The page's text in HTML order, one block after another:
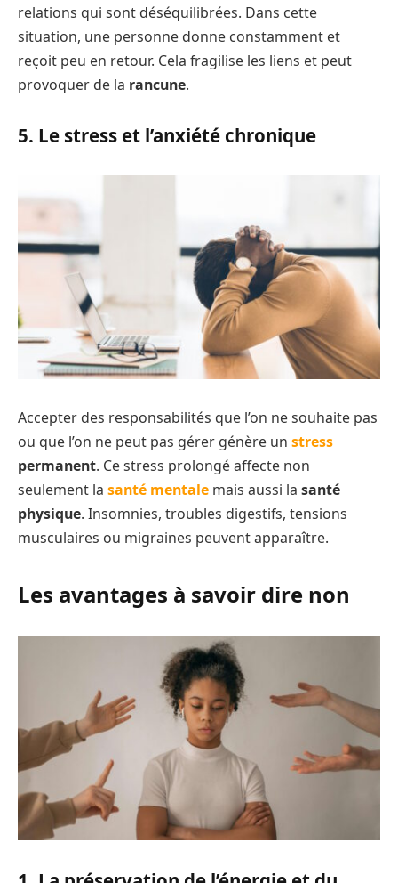
relations qui sont déséquilibrées. Dans cette
situation, une personne donne constamment et
reçoit peu en retour. Cela fragilise les liens et peut
provoquer de la rancune.
5. Le stress et l’anxiété chronique
Accepter des responsabilités que l’on ne souhaite pas
ou que l’on ne peut pas gérer génère un stress
permanent. Ce stress prolongé affecte non
seulement la santé mentale mais aussi la santé
physique. Insomnies, troubles digestifs, tensions
musculaires ou migraines peuvent apparaître.
Les avantages à savoir dire non